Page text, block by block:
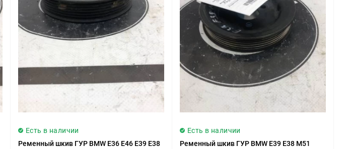
Цена (низкая > высокая)
Цена (высокая > низкая)
Рейтинг (начиная с
высокого)
Рейтинг (начиная с
Модель (А - Я)
Модель (Я - А)
Есть в наличии
Ременный шкив ГУР BMW E36 E46 E39 E38
Есть в наличии
Ременный шкив ГУР BMW E39 E38 M51